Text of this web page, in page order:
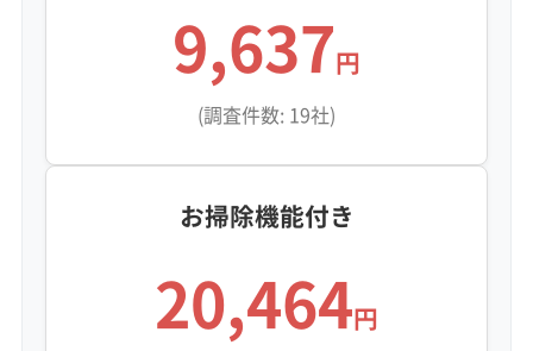
※項目にカーソルを合わせると詳細な説明が表示されます。
9,637円
(調査件数: 19社)
お掃除機能付き
20,464円